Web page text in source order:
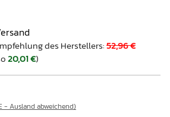
des Herstellers:52,96 €
20,01 €)
- Ausland abweichend)